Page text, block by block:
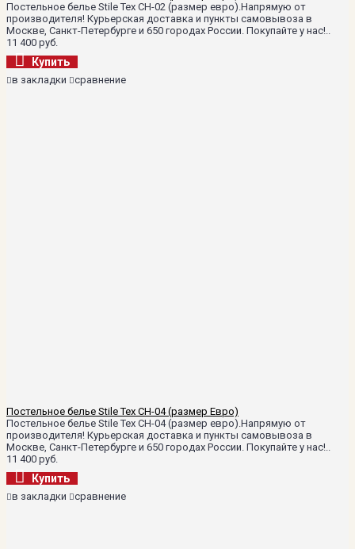
Постельное белье Stile Tex CH-02 (размер евро).Напрямую от
производителя! Курьерская доставка и пункты самовывоза в
Москве, Санкт-Петербурге и 650 городах России. Покупайте у нас!..
11 400 руб.
Купить
в закладки сравнение
Постельное белье Stile Tex CH-04 (размер Евро)
Постельное белье Stile Tex CH-04 (размер евро).Напрямую от
производителя! Курьерская доставка и пункты самовывоза в
Москве, Санкт-Петербурге и 650 городах России. Покупайте у нас!..
11 400 руб.
Купить
в закладки сравнение